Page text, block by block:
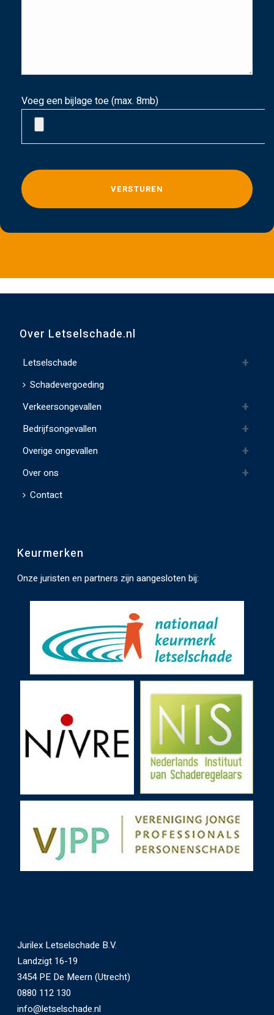
Voeg een bijlage toe (max. 8mb)
G
e
l
e
d
v
l
e
e
t
e
l
n
Over Letselschade.nl
Letselschade
Schadevergoeding
Verkeersongevallen
Bedrijfsongevallen
Overige ongevallen
Over ons
Contact
Keurmerken
Onze juristen en partners zijn aangesloten bij:
Jurilex Letselschade B.V.
Landzigt 16-19
3454 PE De Meern (Utrecht)
0880 112 130
info@letselschade.nl